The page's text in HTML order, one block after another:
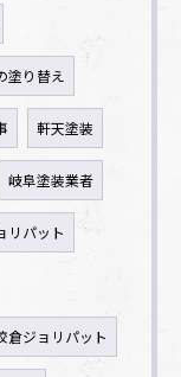
塗り替え
軒天塗装
岐阜塗装業者
リパット
倉ジョリパット